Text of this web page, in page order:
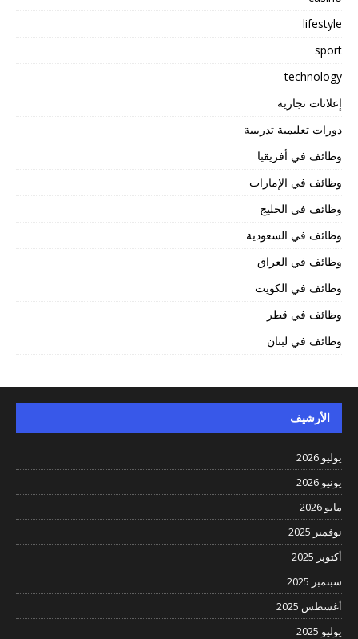
lifestyle
sport
technology
إعلانات تجارية
دورات تعليمية تدريبية
وظائف في أفريقيا
وظائف في الإمارات
وظائف في الخليج
وظائف في السعودية
وظائف في العراق
وظائف في الكويت
وظائف في قطر
وظائف في لبنان
الأرشيف
يوليو 2026
يونيو 2026
مايو 2026
نوفمبر 2025
أكتوبر 2025
سبتمبر 2025
أغسطس 2025
يوليو 2025